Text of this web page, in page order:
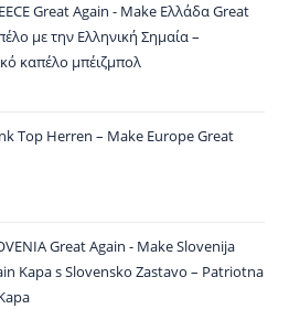
Great Again - Make Ελλάδα Great
με την Ελληνική Σημαία –
καπέλο μπέιζμπολ
Top Herren – Make Europe Great
Great Again - Make Slovenija
Kapa s Slovensko Zastavo – Patriotna